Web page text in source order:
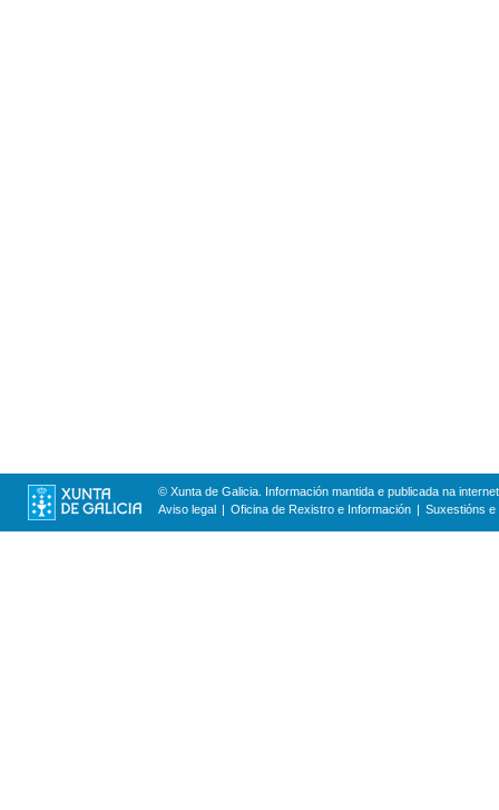
© Xunta de Galicia. Información mantida e publicada na
Aviso legal
Oficina de Rexistro e Información Suxestións e